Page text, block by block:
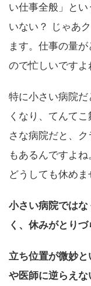
い仕事全般」と
いない？ じゃあ
ます。仕事の量
ので忙しいですよ
特に小さい病院
くなり、てんて
さな病院だと、
もあるんですよ
どうしても休めま
小さい病院では
く、休みがとりづ
立ち位置が微妙
や医師に逆らえ